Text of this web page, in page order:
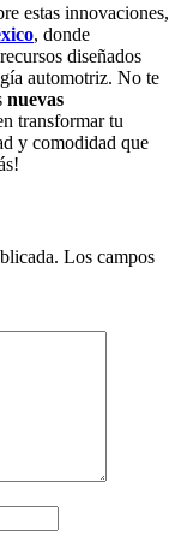
estas innovaciones,
, donde
diseñados
automotriz. No te
nuevas
transformar tu
y comodidad que
Los campos